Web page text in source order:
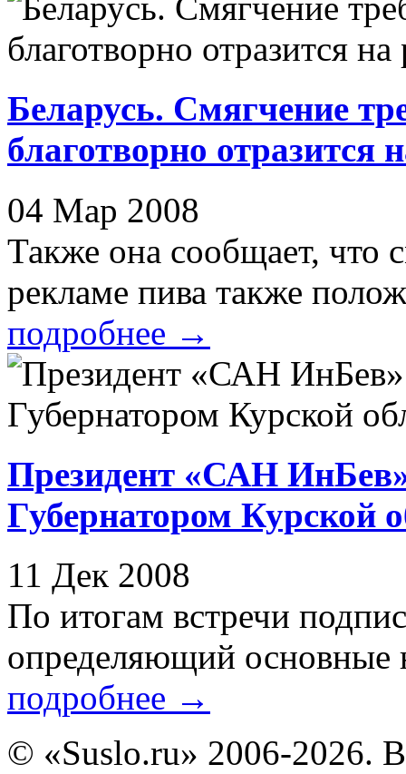
Беларусь. Смягчение
благотворно отразится
04 Мар 2008
Также она сообщает, что
рекламе пива также
подробнее →
Президент «САН
Губернатором Курской
11 Дек 2008
По итогам встречи
определяющий основные
подробнее →
© «Suslo.ru» 2006-2026.